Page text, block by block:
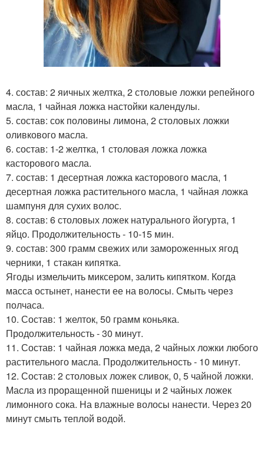
4. состав: 2 яичных желтка, 2 столовые ложки репейного
масла, 1 чайная ложка настойки календулы.
5. состав: сок половины лимона, 2 столовых ложки
оливкового масла.
6. состав: 1-2 желтка, 1 столовая ложка ложка
касторового масла.
7. состав: 1 десертная ложка касторового масла, 1
десертная ложка растительного масла, 1 чайная ложка
шампуня для сухих волос.
8. состав: 6 столовых ложек натурального йогурта, 1
яйцо. Продолжительность - 10-15 мин.
9. состав: 300 грамм свежих или замороженных ягод
черники, 1 стакан кипятка.
Ягоды измельчить миксером, залить кипятком. Когда
масса остынет, нанести ее на волосы. Смыть через
полчаса.
10. Состав: 1 желток, 50 грамм коньяка.
Продолжительность - 30 минут.
11. Состав: 1 чайная ложка меда, 2 чайных ложки любого
растительного масла. Продолжительность - 10 минут.
12. Состав: 2 столовых ложек сливок, 0, 5 чайной ложки.
Масла из проращенной пшеницы и 2 чайных ложек
лимонного сока. На влажные волосы нанести. Через 20
минут смыть теплой водой.